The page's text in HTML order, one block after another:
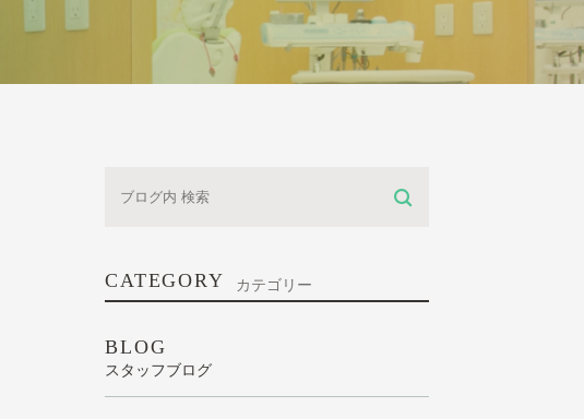
お子さまの未来のために
より快適な義歯に
CATEGORY カテゴリー
BLOG
スタッフブログ